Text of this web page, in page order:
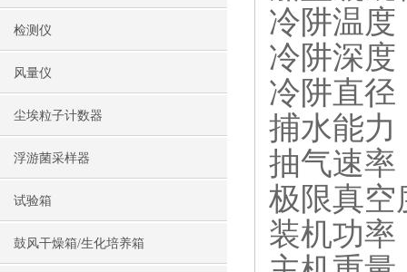
检测仪
风量仪
尘埃粒子计数器
浮游菌采样器
试验箱
鼓风干燥箱/生化培养箱
冷阱温
冷阱深度
冷阱直径
捕水能力
抽气速率
极限真空
装机功率